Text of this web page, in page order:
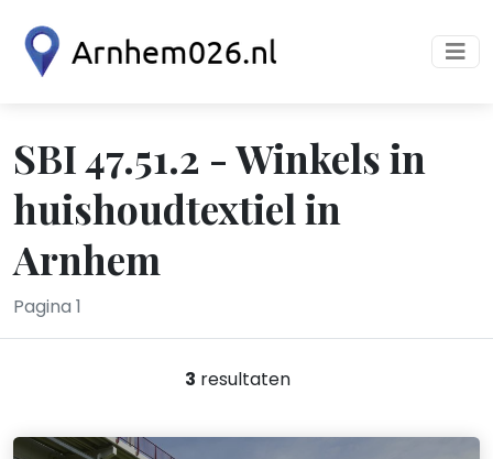
SBI 47.51.2 - Winkels in
huishoudtextiel in
Arnhem
Pagina 1
3 resultaten